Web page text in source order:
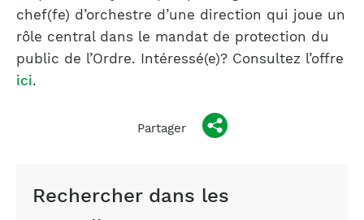
Rechercher dans les
chef(fe) d’orchestre d’une direction qui joue un
rôle central dans le mandat de protection du
public de l’Ordre. Intéressé(e)? Consultez l’offre
ici.
Partager